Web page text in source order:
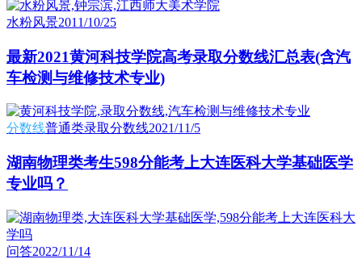
水粉风景2011/10/25
最新2021黄河科技学院高考录取分数线汇总表(含汽
车检测与维修技术专业)
分数线普通类录取分数线2021/11/5
湖南物理类考生598分能考上大连医科大学基础医学
专业吗？
问答2022/11/14